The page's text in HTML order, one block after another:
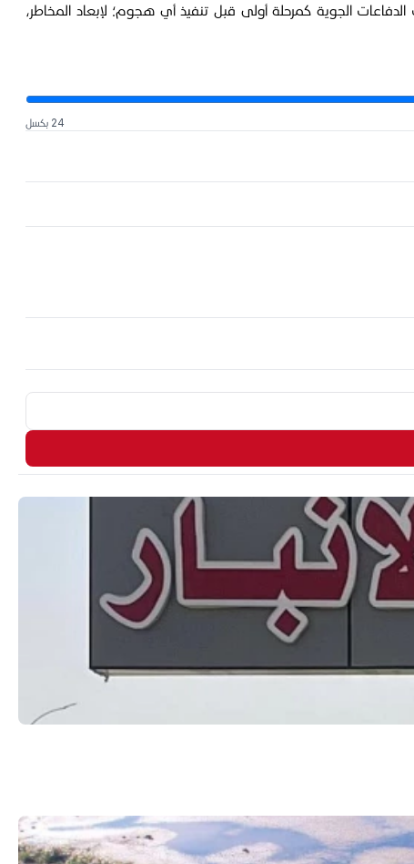
الجوية كمرحلة أولى قبل تنفيذ أي هجوم؛ لإبعاد المخاطر،
24 بكسل